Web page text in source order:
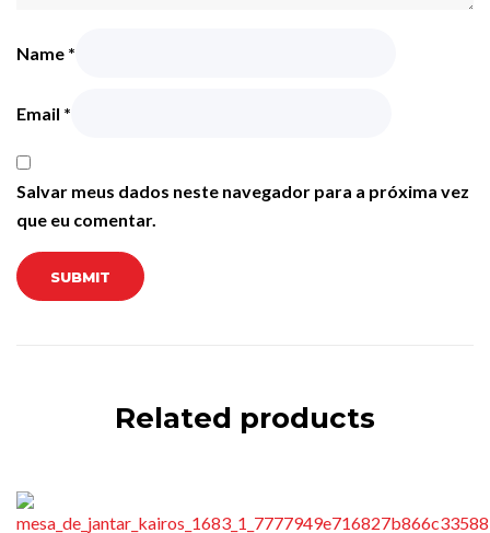
Name *
Email *
Salvar meus dados neste navegador para a próxima vez
que eu comentar.
Related products